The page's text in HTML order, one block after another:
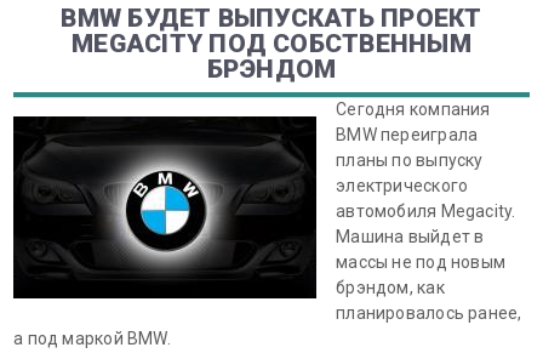
BMW БУДЕТ ВЫПУСКАТЬ ПРОЕКТ
MEGACITY ПОД СОБСТВЕННЫМ
БРЭНДОМ
Сегодня компания
BMW переиграла
планы по выпуску
электрического
автомобиля Megacity.
Машина выйдет в
массы не под новым
брэндом, как
планировалось ранее,
а под маркой BMW.